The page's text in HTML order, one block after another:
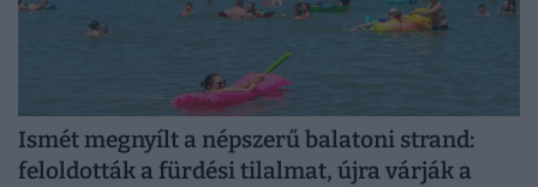
Ismét megnyílt a népszerű balatoni strand:
feloldották a fürdési tilalmat, újra várják a